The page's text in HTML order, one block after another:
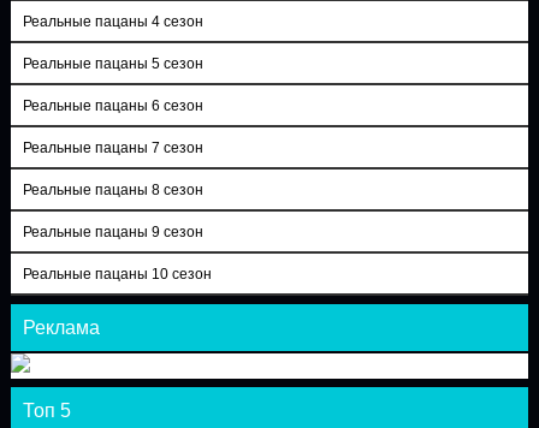
Реальные пацаны 4 сезон
Реальные пацаны 5 сезон
Реальные пацаны 6 сезон
Реальные пацаны 7 сезон
Реальные пацаны 8 сезон
Реальные пацаны 9 сезон
Реальные пацаны 10 сезон
Реклама
Топ 5